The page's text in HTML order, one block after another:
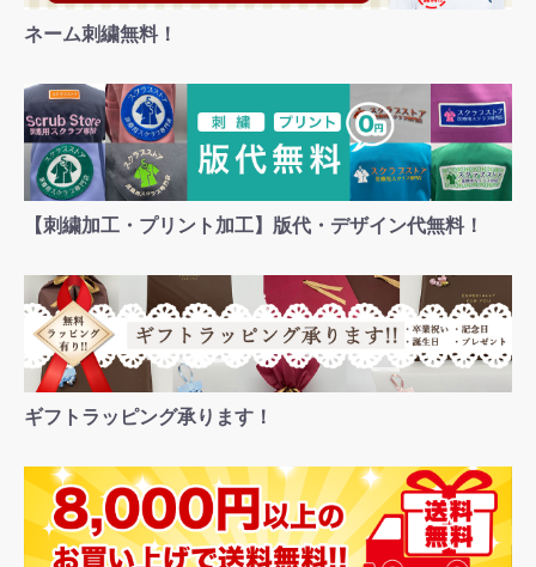
ネーム刺繍無料！
【刺繍加工・プリント加工】版代・デザイン代無料！
ギフトラッピング承ります！